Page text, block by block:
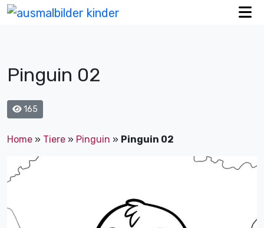
Pinguin 02
165
Home » Tiere » Pinguin » Pinguin 02